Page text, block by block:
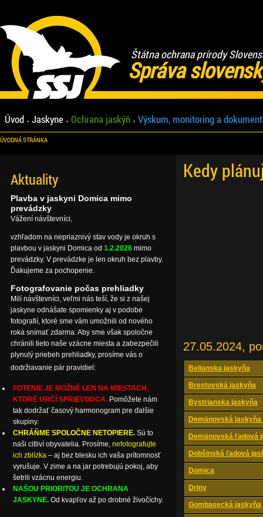
Štátna ochrana prírody
Správa
Úvod Jaskyne Ochrana jaskýň Výskum, monitoring a
ÚVODNÁ STRÁNKA
Kedy
27.05.2024,
Belianska jaskyňa
Brestovská jaskyňa
Bystrianska jaskyňa
Demänovská
Demänovská ľadová
Dobšinská ľadová
Domica
Driny
Gombasecká jaskyňa
Aktuality
Plavba v jaskyni Domica mimo
prevádzky
Vážení návštevníci,
vzhľadom na nepriaznivý stav vody je okruh s
plavbou v jaskyni Domica od 1.2.2026 mimo
prevádzky. V prevádzke je len okruh bez plavby.
Ďakujeme za pochopenie.
Fotografovanie počas prehliadky
Milí návštevníci, veľmi nás teší, že si z našej
jaskyne odnášate spomienky aj v podobe
fotografií, ktoré sme vám umožnili od nového
roka snímať zdarma. Aby sme však spoločne
chránili tieto naše vzácne miesta a zabezpečili
plynulý priebeh prehliadky, prosíme vás o
dodržiavanie pár pravidiel:
FOTENIE JE MOŽNÉ LEN NA MIESTACH,
KTORÉ URČÍ SPRIEVODCA. Pomôžete nám
tak dodržať časový harmonogram pre ďalšie
skupiny.
CHRÁŇME SPOLOČNE NETOPIERE. Sú to
naši citliví obyvatelia. Prosíme, nefotografujte
ich zblízka – aj bez blesku ich vaša prítomnosť
vyrušuje. V zime a na jar potrebujú pokoj, aby
šetrili vzácnu energiu.
NAŠOU PRIORITOU JE OCHRANA
JASKYNE. Od kvapľov až po drobné živočíchy.